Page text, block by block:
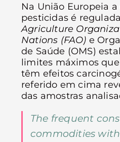
Na União Europeia
pesticidas é
Agriculture
Nations (FAO) e
de Saúde (OMS)
limites máximos
têm efeitos
referido em cima
das amostras
The frequent
commodities